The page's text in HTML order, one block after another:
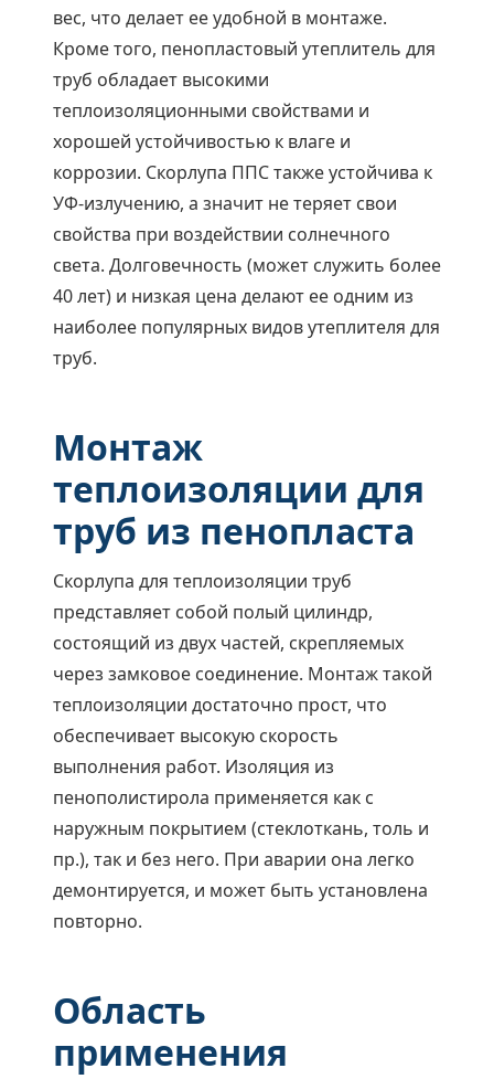
вес, что делает ее удобной в монтаже.
Кроме того, пенопластовый утеплитель для
труб обладает высокими
теплоизоляционными свойствами и
хорошей устойчивостью к влаге и
коррозии. Скорлупа ППС также устойчива к
УФ-излучению, а значит не теряет свои
свойства при воздействии солнечного
света. Долговечность (может служить более
40 лет) и низкая цена делают ее одним из
наиболее популярных видов утеплителя для
труб.
Монтаж
теплоизоляции для
труб из пенопласта
Скорлупа для теплоизоляции труб
представляет собой полый цилиндр,
состоящий из двух частей, скрепляемых
через замковое соединение. Монтаж такой
теплоизоляции достаточно прост, что
обеспечивает высокую скорость
выполнения работ. Изоляция из
пенополистирола применяется как с
наружным покрытием (стеклоткань, толь и
пр.), так и без него. При аварии она легко
демонтируется, и может быть установлена
повторно.
Область
применения